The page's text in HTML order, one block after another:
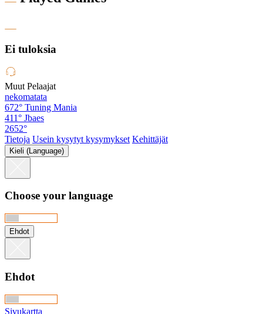
Ei tuloksia
Muut Pelaajat
nekomatata
672° Tuning Mania
411° Jbaes
2652°
Tietoja Usein kysytyt kysymykset Kehittäjät
Kieli (Language)
Choose your language
Ehdot
Ehdot
Sivukartta